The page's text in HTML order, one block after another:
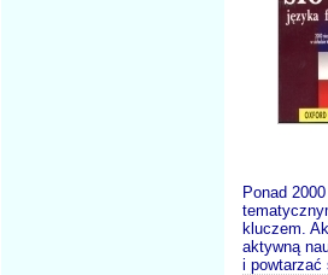
Ponad
kluczem.
aktywną
i powtarzać